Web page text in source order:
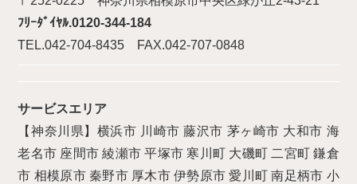
ﾌﾘｰﾀﾞｲﾔﾙ.0120-344-184
TEL.042-704-8435 FAX.042-707-0848
サービスエリア
【神奈川県】横浜市 川崎市 藤沢市 茅ヶ崎市 大和市 海
老名市 座間市 綾瀬市 平塚市 寒川町 大磯町 二宮町 鎌倉
市 相模原市 秦野市 厚木市 伊勢原市 愛川町 南足柄市 小